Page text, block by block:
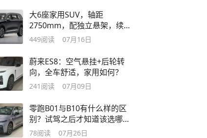
大6座家用SUV，轴距
2750mm，配独立悬架，续航
1260km
449阅读 07月16日
蔚来ES8：空气悬挂+后轮转
向，全车舒适，家用如何？
241 阅读 07月09日
零跑B01与B10有什么样的区
别？试驾之后才知道该选哪一
款
78阅读 07月26日